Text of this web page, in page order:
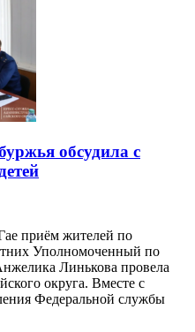
обсудила с
приём жителей по
Уполномоченный по
Линькова провела
округа. Вместе с
Федеральной службы